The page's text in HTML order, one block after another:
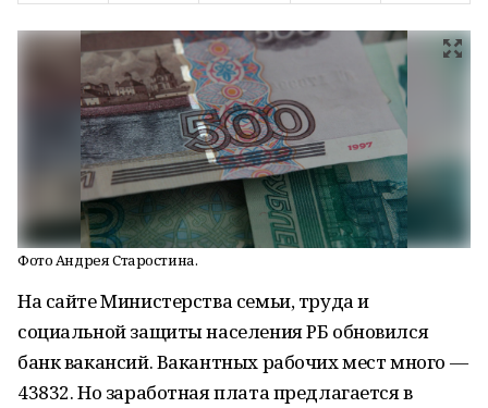
Фото Андрея Старостина.
На сайте Министерства семьи, труда и
социальной защиты населения РБ обновился
банк вакансий. Вакантных рабочих мест много —
43832. Но заработная плата предлагается в